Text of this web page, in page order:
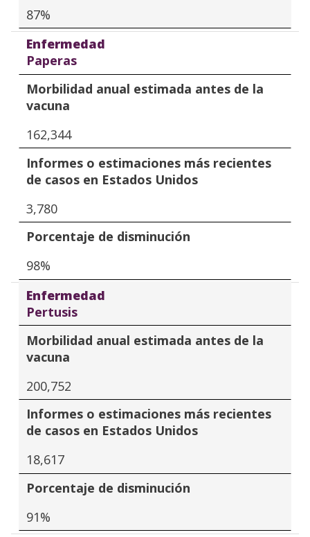
87%
Enfermedad
Paperas
Morbilidad anual estimada antes de la
vacuna
162,344
Informes o estimaciones más recientes
de casos en Estados Unidos
3,780
Porcentaje de disminución
98%
Enfermedad
Pertusis
Morbilidad anual estimada antes de la
vacuna
200,752
Informes o estimaciones más recientes
de casos en Estados Unidos
18,617
Porcentaje de disminución
91%